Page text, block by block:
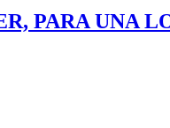
PARA UNA